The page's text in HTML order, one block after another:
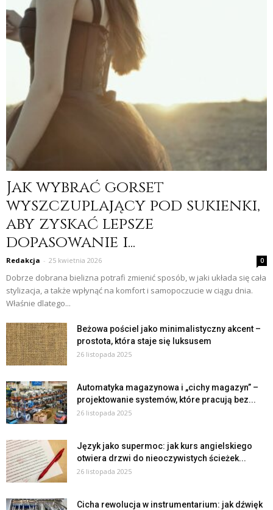
Jak wybrać gorset
wyszczuplający pod sukienki,
aby zyskać lepsze
dopasowanie i...
Redakcja - 25 kwietnia 2026 0
Dobrze dobrana bielizna potrafi zmienić sposób, w jaki układa się cała
stylizacja, a także wpłynąć na komfort i samopoczucie w ciągu dnia.
Właśnie dlatego...
Beżowa pościel jako minimalistyczny akcent –
prostota, która staje się luksusem
26 listopada 2025
Automatyka magazynowa i „cichy magazyn” –
projektowanie systemów, które pracują bez...
26 listopada 2025
Język jako supermoc: jak kurs angielskiego
otwiera drzwi do nieoczywistych ścieżek...
26 listopada 2025
Cicha rewolucja w instrumentarium: jak dźwięk